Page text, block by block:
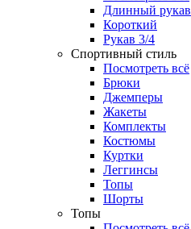
Длинный рукав
Короткий
Рукав 3/4
Спортивный стиль
Посмотреть всё
Брюки
Джемперы
Жакеты
Комплекты
Костюмы
Куртки
Леггинсы
Топы
Шорты
Топы